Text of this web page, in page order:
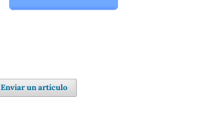
Enviar un artículo